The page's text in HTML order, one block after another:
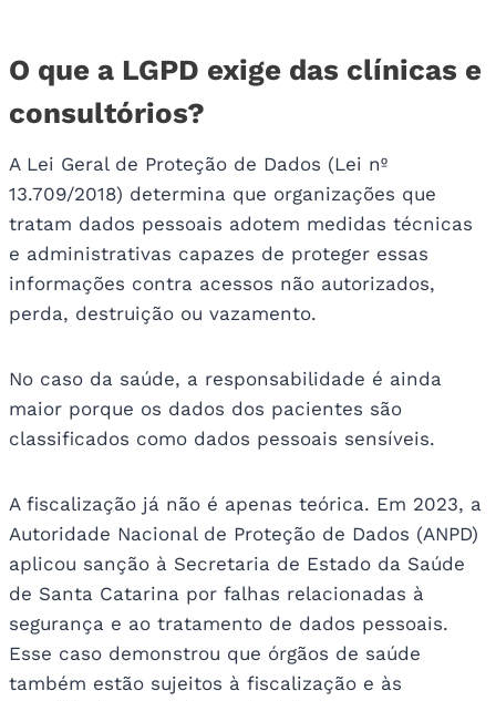
O que a LGPD exige das clínicas e
consultórios?
A Lei Geral de Proteção de Dados (Lei nº
13.709/2018) determina que organizações que
tratam dados pessoais adotem medidas técnicas
e administrativas capazes de proteger essas
informações contra acessos não autorizados,
perda, destruição ou vazamento.
No caso da saúde, a responsabilidade é ainda
maior porque os dados dos pacientes são
classificados como dados pessoais sensíveis.
A fiscalização já não é apenas teórica. Em 2023, a
Autoridade Nacional de Proteção de Dados (ANPD)
aplicou sanção à Secretaria de Estado da Saúde
de Santa Catarina por falhas relacionadas à
segurança e ao tratamento de dados pessoais.
Esse caso demonstrou que órgãos de saúde
também estão sujeitos à fiscalização e às